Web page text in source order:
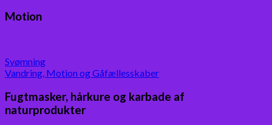
Motion
Svømning
Vandring, Motion og Gåfællesskaber
Fugtmasker, hårkure og karbade af
naturprodukter